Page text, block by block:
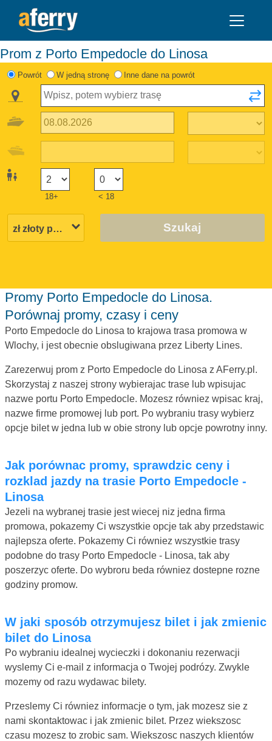
Prom z Porto Empedocle do Linosa
Powrót W jedną stronę Inne dane na powrót
18+ < 18
Szukaj
Promy Porto Empedocle do Linosa.
Porównaj promy, czasy i ceny
Porto Empedocle do Linosa to krajowa trasa promowa w
Wlochy, i jest obecnie obslugiwana przez Liberty Lines.
Zarezerwuj prom z Porto Empedocle do Linosa z AFerry.pl.
Skorzystaj z naszej strony wybierajac trase lub wpisujac
nazwe portu Porto Empedocle. Mozesz równiez wpisac kraj,
nazwe firme promowej lub port. Po wybraniu trasy wybierz
opcje bilet w jedna lub w obie strony lub opcje powrotny inny.
Jak porównac promy, sprawdzic ceny i
rozklad jazdy na trasie Porto Empedocle -
Linosa
Jezeli na wybranej trasie jest wiecej niz jedna firma
promowa, pokazemy Ci wszystkie opcje tak aby przedstawic
najlepsza oferte. Pokazemy Ci równiez wszystkie trasy
podobne do trasy Porto Empedocle - Linosa, tak aby
poszerzyc oferte. Do wybroru beda równiez dostepne rozne
godziny promow.
W jaki sposób otrzymujesz bilet i jak zmienic
bilet do Linosa
Po wybraniu idealnej wycieczki i dokonaniu rezerwacji
wyslemy Ci e-mail z informacja o Twojej podrózy. Zwykle
mozemy od razu wydawac bilety.
Przeslemy Ci równiez informacje o tym, jak mozesz sie z
nami skontaktowac i jak zmienic bilet. Przez wiekszosc
czasu mozesz to zrobic sam. Wiekszosc naszych klientów